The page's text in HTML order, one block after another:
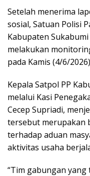
Setelah menerima
sosial, Satuan Polisi
Kabupaten
melakukan
pada Kamis (4/6/
Kepala Satpol PP
melalui Kasi
Cecep Supriadi,
tersebut merupakan
terhadap aduan
aktivitas usaha
“Tim gabungan